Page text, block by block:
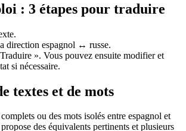
: 3 étapes pour traduire
direction espagnol ↔ russe.
». Vous pouvez ensuite modifier et
si nécessaire.
textes et de mots
ou des mots isolés entre espagnol et
des équivalents pertinents et plusieurs